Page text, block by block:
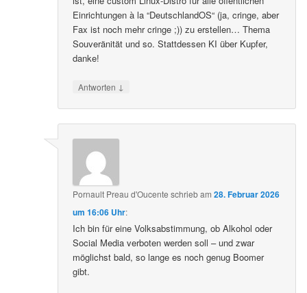
Einrichtungen à la “DeutschlandOS“ (ja, cringe, aber
Fax ist noch mehr cringe ;)) zu erstellen… Thema
Souveränität und so. Stattdessen KI über Kupfer,
danke!
Antworten ↓
Pornault Preau d'Oucente schriebam28. Februar 2026
um 16:06 Uhr:
Ich bin für eine Volksabstimmung, ob Alkohol oder
Social Media verboten werden soll – und zwar
möglichst bald, so lange es noch genug Boomer
gibt.